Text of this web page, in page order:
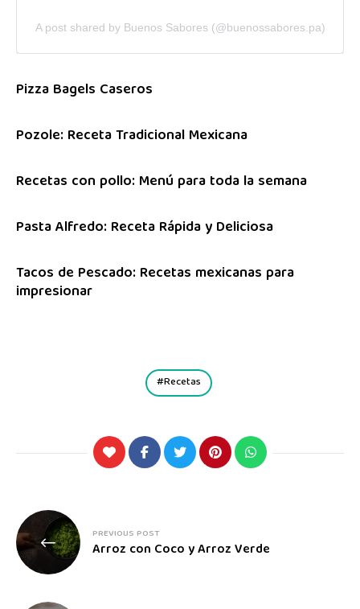
A post shared by Buenos Sabores (@buenossabores.pa)
Pizza Bagels Caseros
Pozole: Receta Tradicional Mexicana
Recetas con pollo: Menú para toda la semana
Pasta Alfredo: Receta Rápida y Deliciosa
Tacos de Pescado: Recetas mexicanas para
impresionar
Recetas
PREVIOUS POST
Arroz con Coco y Arroz Verde